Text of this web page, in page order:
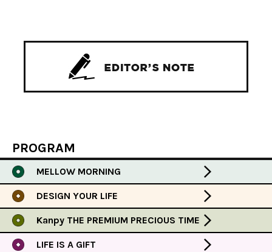
PROGRAM
MELLOW MORNING
DESIGN YOUR LIFE
Kanpy THE PREMIUM PRECIOUS TIME
LIFE IS A GIFT